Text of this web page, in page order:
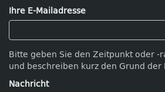
Ihre E-Mailadresse
Bitte geben Sie den Zeitpunkt oder -
und beschreiben kurz den Grund der
Nachricht